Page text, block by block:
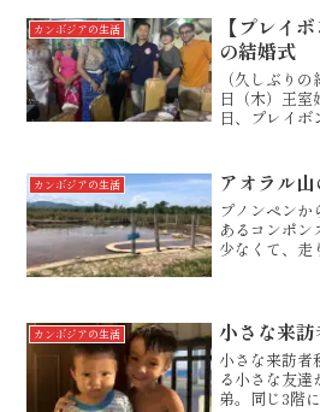
来てからも
と思い、い
カンボジアの生活
【プレイ
の結婚式
（久しぶり
日（木）王
日、プレイ
や自宅前の道
われます。ざ
カンボジアの生活 アオラル
プノンペン
あるコンポ
少なくて、走
を過ぎると、
カンボジアの生活 小さな来訪
小さな来訪者
る小さな友達
弟。同じ3階